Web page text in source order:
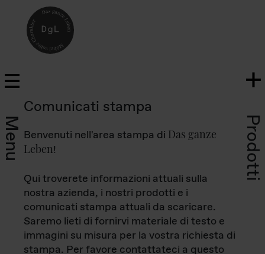
Menu Prodotti
Comunicati stampa
Benvenuti nell'area stampa di Das ganze
Leben!
Qui troverete informazioni attuali sulla
nostra azienda, i nostri prodotti e i
comunicati stampa attuali da scaricare.
Saremo lieti di fornirvi materiale di testo e
immagini su misura per la vostra richiesta di
stampa. Per favore contattateci a questo